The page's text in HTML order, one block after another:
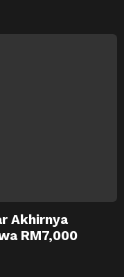
Akhirnya
RM7,000